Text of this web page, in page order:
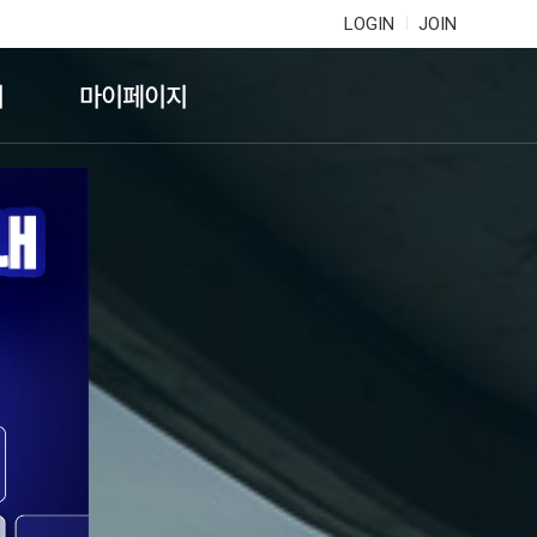
LOGIN JOIN
마이페이지